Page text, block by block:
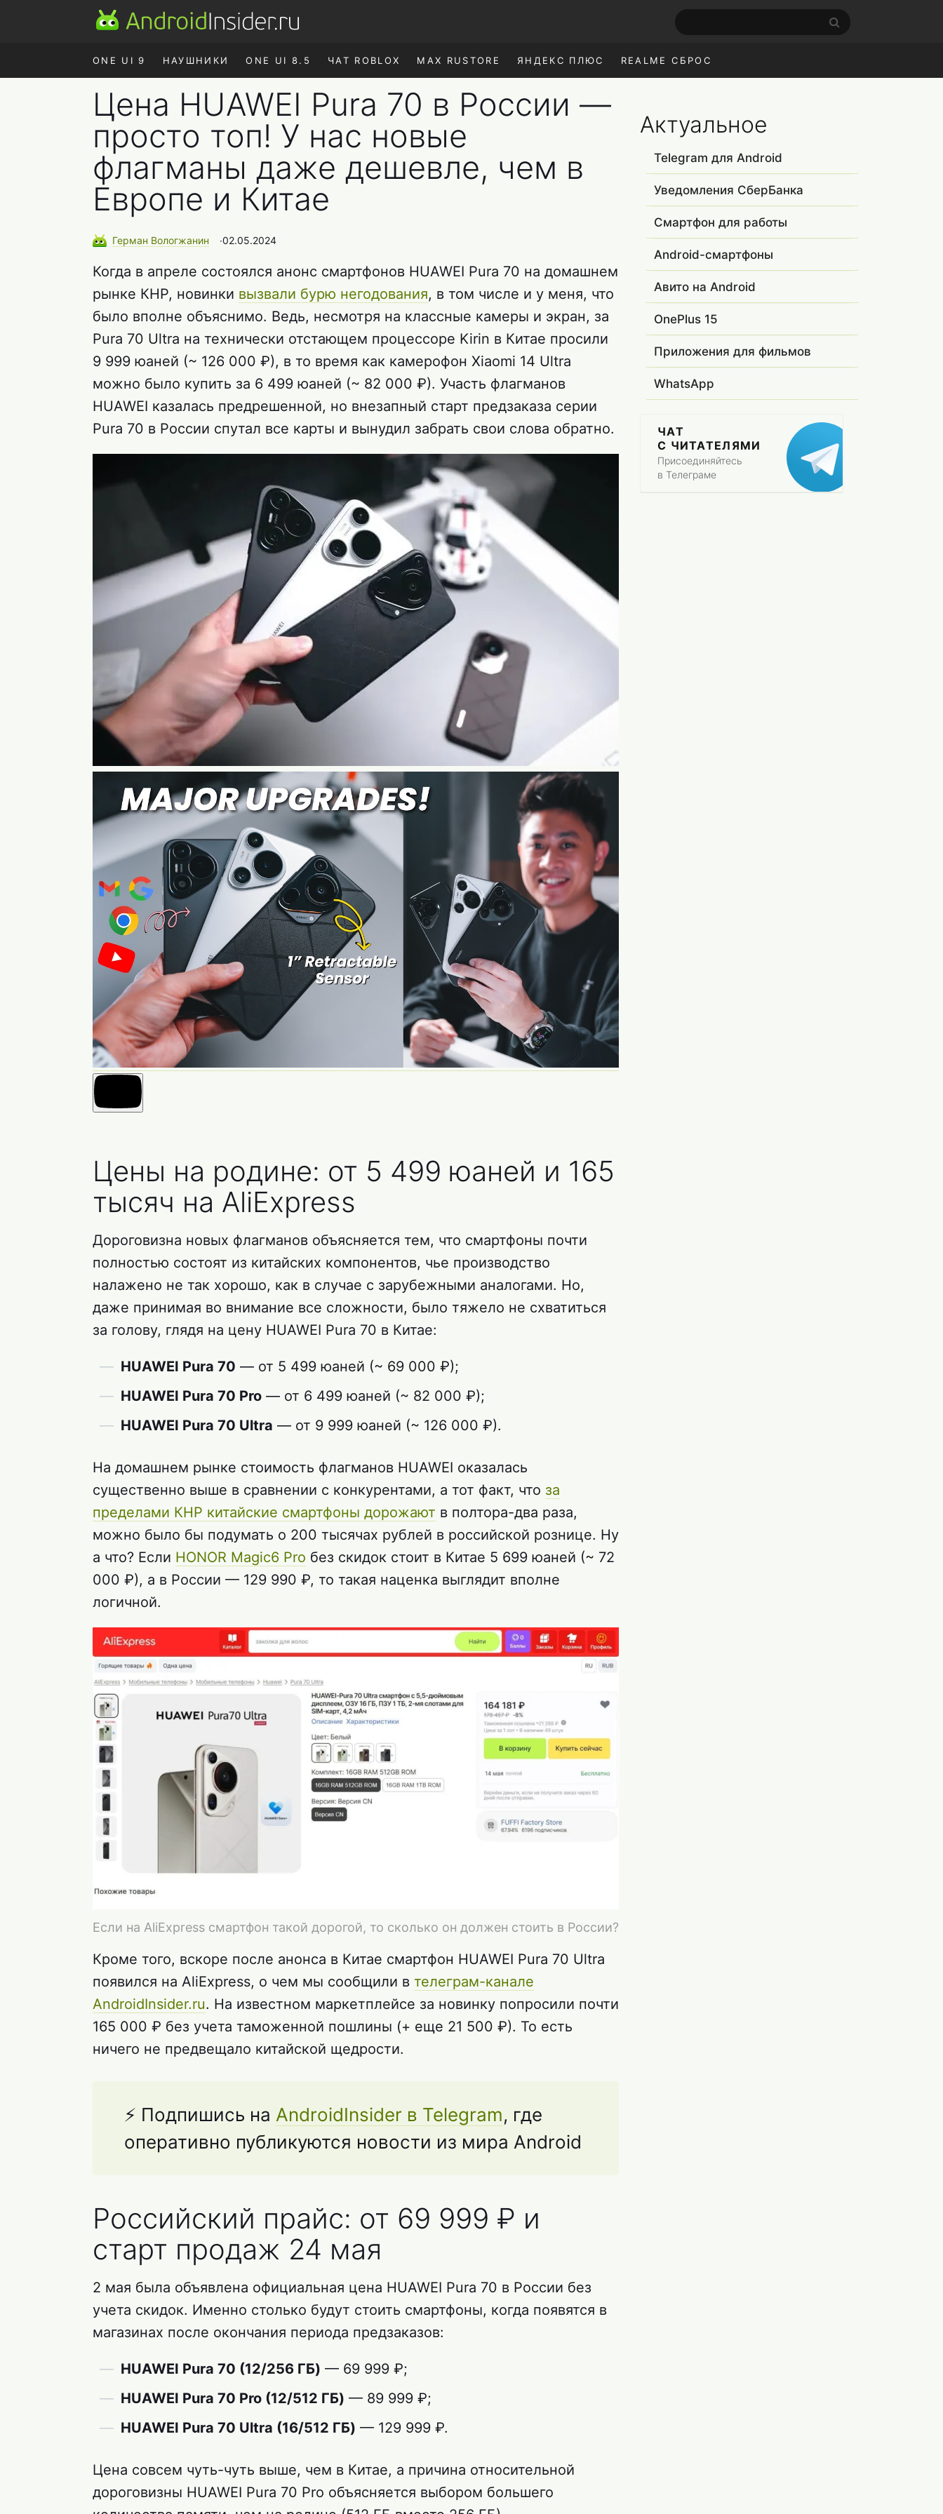
ONE UI 9 НАУШНИКИ ONE UI 8.5 ЧАТ ROBLOX MAX RUSTORE ЯНДЕКС ПЛЮС REALME СБРОС
Цена HUAWEI Pura 70 в России —
просто топ! У нас новые
флагманы даже дешевле, чем в
Европе и Китае
Герман Вологжанин ∙02.05.2024
Когда в апреле состоялся анонс смартфонов HUAWEI Pura 70 на домашнем
рынке КНР, новинки вызвали бурю негодования, в том числе и у меня, что
было вполне объяснимо. Ведь, несмотря на классные камеры и экран, за
Pura 70 Ultra на технически отстающем процессоре Kirin в Китае просили
9 999 юаней (~ 126 000 ₽), в то время как камерофон Xiaomi 14 Ultra
можно было купить за 6 499 юаней (~ 82 000 ₽). Участь флагманов
HUAWEI казалась предрешенной, но внезапный старт предзаказа серии
Pura 70 в России спутал все карты и вынудил забрать свои слова обратно.
Цены на родине: от 5 499 юаней и 165
тысяч на AliExpress
Дороговизна новых флагманов объясняется тем, что смартфоны почти
полностью состоят из китайских компонентов, чье производство
налажено не так хорошо, как в случае с зарубежными аналогами. Но,
даже принимая во внимание все сложности, было тяжело не схватиться
за голову, глядя на цену HUAWEI Pura 70 в Китае:
HUAWEI Pura 70 — от 5 499 юаней (~ 69 000 ₽);
HUAWEI Pura 70 Pro — от 6 499 юаней (~ 82 000 ₽);
HUAWEI Pura 70 Ultra — от 9 999 юаней (~ 126 000 ₽).
На домашнем рынке стоимость флагманов HUAWEI оказалась
существенно выше в сравнении с конкурентами, а тот факт, что за
пределами КНР китайские смартфоны дорожают в полтора-два раза,
можно было бы подумать о 200 тысячах рублей в российской рознице. Ну
а что? Если HONOR Magic6 Pro без скидок стоит в Китае 5 699 юаней (~ 72
000 ₽), а в России — 129 990 ₽, то такая наценка выглядит вполне
логичной.
Если на AliExpress смартфон такой дорогой, то сколько он должен стоить в России?
Кроме того, вскоре после анонса в Китае смартфон HUAWEI Pura 70 Ultra
появился на AliExpress, о чем мы сообщили в телеграм-канале
AndroidInsider.ru. На известном маркетплейсе за новинку попросили почти
165 000 ₽ без учета таможенной пошлины (+ еще 21 500 ₽). То есть
ничего не предвещало китайской щедрости.
⚡ Подпишись на AndroidInsider в Telegram, где
оперативно публикуются новости из мира Android
Российский прайс: от 69 999 ₽ и
старт продаж 24 мая
2 мая была объявлена официальная цена HUAWEI Pura 70 в России без
учета скидок. Именно столько будут стоить смартфоны, когда появятся в
магазинах после окончания периода предзаказов:
HUAWEI Pura 70 (12/256 ГБ) — 69 999 ₽;
HUAWEI Pura 70 Pro (12/512 ГБ) — 89 999 ₽;
HUAWEI Pura 70 Ultra (16/512 ГБ) — 129 999 ₽.
Цена совсем чуть-чуть выше, чем в Китае, а причина относительной
дороговизны HUAWEI Pura 70 Pro объясняется выбором большего
Актуальное
Telegram для Android
Уведомления СберБанка
Смартфон для работы
Android-смартфоны
Авито на Android
OnePlus 15
Приложения для фильмов
WhatsApp
ЧАТ
С ЧИТАТЕЛЯМИ
Присоединяйтесь
в Телеграме